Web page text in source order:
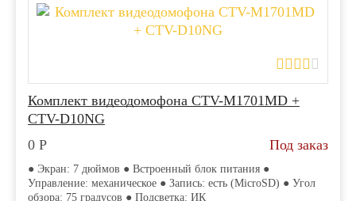
Комплект видеодомофона CTV-M1701MD +
CTV-D10NG
0 Р Под заказ
● Экран: 7 дюймов ● Встроенный блок питания ●
Управление: механическое ● Запись: есть (MicroSD) ● Угол
обзора: 75 градусов ● Подсветка: ИК